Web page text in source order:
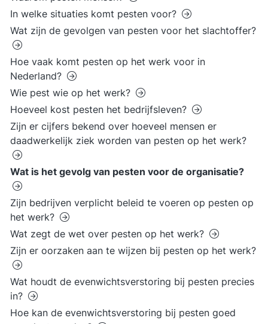
In welke situaties komt pesten voor?
Wat zijn de gevolgen van pesten voor het slachtoffer?
Hoe vaak komt pesten op het werk voor in
Nederland?
Wie pest wie op het werk?
Hoeveel kost pesten het bedrijfsleven?
Zijn er cijfers bekend over hoeveel mensen er
daadwerkelijk ziek worden van pesten op het werk?
Wat is het gevolg van pesten voor de organisatie?
Zijn bedrijven verplicht beleid te voeren op pesten op
het werk?
Wat zegt de wet over pesten op het werk?
Zijn er oorzaken aan te wijzen bij pesten op het werk?
Wat houdt de evenwichtsverstoring bij pesten precies
in?
Hoe kan de evenwichtsverstoring bij pesten goed